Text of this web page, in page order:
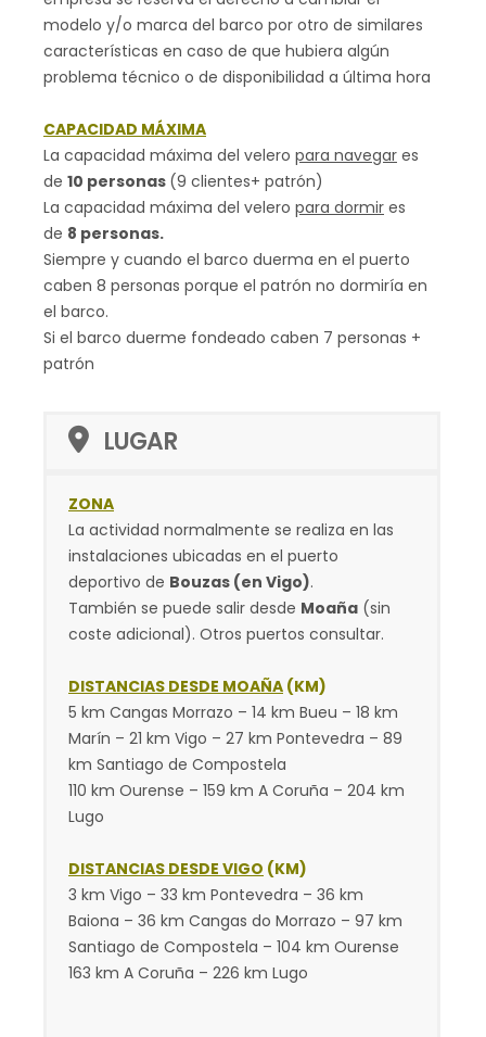
modelo y/o marca del barco por otro de similares
características en caso de que hubiera algún
problema técnico o de disponibilidad a última hora
CAPACIDAD MÁXIMA
La capacidad máxima del velero para navegar es
de 10 personas (9 clientes+ patrón)
La capacidad máxima del velero para dormir es
de 8 personas.
Siempre y cuando el barco duerma en el puerto
caben 8 personas porque el patrón no dormiría en
el barco.
Si el barco duerme fondeado caben 7 personas +
patrón
LUGAR
ZONA
La actividad normalmente se realiza en las
instalaciones ubicadas en el puerto
deportivo de Bouzas (en Vigo).
También se puede salir desde Moaña (sin
coste adicional). Otros puertos consultar.
DISTANCIAS DESDE MOAÑA (KM)
5 km Cangas Morrazo – 14 km Bueu – 18 km
Marín – 21 km Vigo – 27 km Pontevedra – 89
km Santiago de Compostela
110 km Ourense – 159 km A Coruña – 204 km
Lugo
DISTANCIAS DESDE VIGO (KM)
3 km Vigo – 33 km Pontevedra – 36 km
Baiona – 36 km Cangas do Morrazo – 97 km
Santiago de Compostela – 104 km Ourense
163 km A Coruña – 226 km Lugo